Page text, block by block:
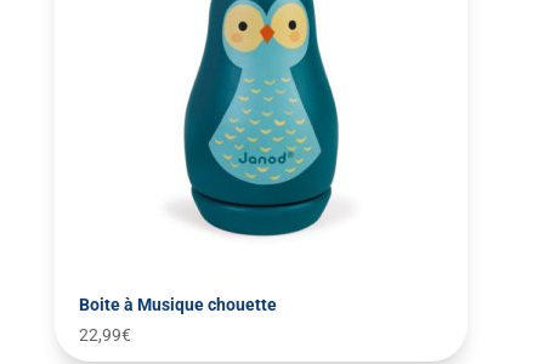
Boite à Musique chouette
22,99€